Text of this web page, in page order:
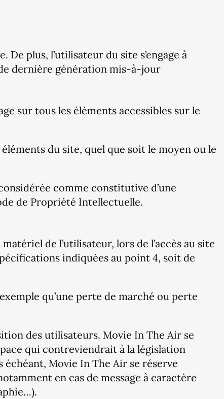
plus, l’utilisateur du site s’engage à
dernière génération mis-à-jour
sur tous les éléments accessibles sur le
du site, quel que soit le moyen ou le
comme constitutive d’une
de Propriété Intellectuelle.
de l’utilisateur, lors de l’accès au site
indiquées au point 4, soit de
qu’une perte de marché ou perte
des utilisateurs. Movie In The Air se
qui contreviendrait à la législation
Movie In The Air se réserve
en cas de message à caractère